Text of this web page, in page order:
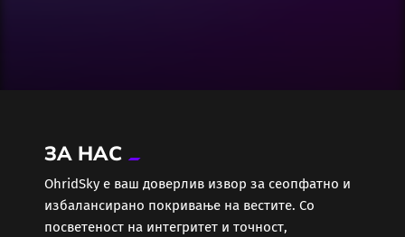
Еротика
Забава
ЗА НАС
ОhridSky е ваш доверлив извор за сеопфатно и
избалансирано покривање на вестите. Со
посветеност на интегритет и точност,